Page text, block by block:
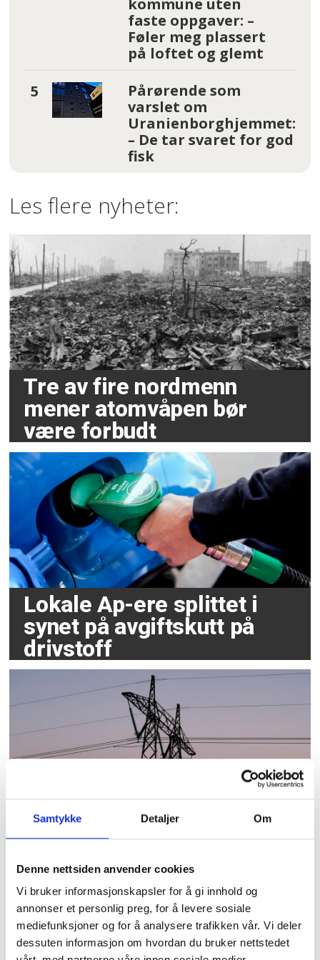
Samtykke Detaljer Om
Denne nettsiden anvender cookies
Vi bruker informasjonskapsler for å gi innhold og
annonser et personlig preg, for å levere sosiale
mediefunksjoner og for å analysere trafikken vår. Vi deler
dessuten informasjon om hvordan du bruker nettstedet
faste oppgaver: –
Føler meg plassert
på loftet og glemt
Pårørende som
varslet om
Uranienborghjemmet:
– De tar svaret for god
fisk
Les flere nyheter:
Tre av fire nordmenn
mener atomvåpen bør
være forbudt
Lokale Ap-ere splittet i
synet på avgiftskutt på
drivstoff
Forsker ber politikerne
utvide norgespris til
kommuner